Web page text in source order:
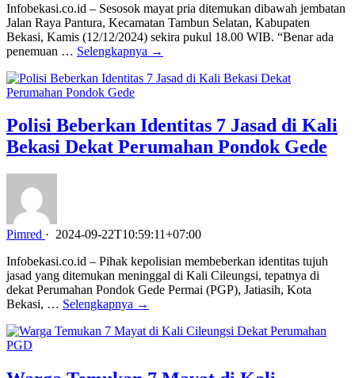
Infobekasi.co.id – Sesosok mayat pria ditemukan dibawah jembatan
Jalan Raya Pantura, Kecamatan Tambun Selatan, Kabupaten
Bekasi, Kamis (12/12/2024) sekira pukul 18.00 WIB. “Benar ada
penemuan … Selengkapnya →
Polisi Beberkan Identitas 7 Jasad di Kali
Bekasi Dekat Perumahan Pondok Gede
Pimred · 2024-09-22T10:59:11+07:00
Infobekasi.co.id – Pihak kepolisian membeberkan identitas tujuh
jasad yang ditemukan meninggal di Kali Cileungsi, tepatnya di
dekat Perumahan Pondok Gede Permai (PGP), Jatiasih, Kota
Bekasi, … Selengkapnya →